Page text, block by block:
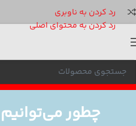
رد کردن به ناوبری
رد کردن به محتوای اصلی
چطور می‌توانیم